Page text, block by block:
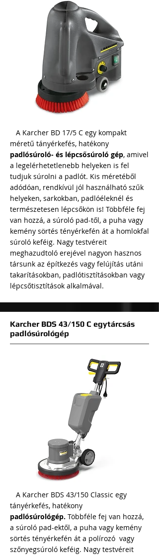
A Karcher BD 17/5 C egy kompakt
méretű tányérkefés, hatékony
padlósúroló- és lépcsősúroló gép, amivel
a legelérhetetlenebb helyeken is fel
tudjuk súrolni a padlót. Kis méretéből
adódóan, rendkívül jól használható szűk
helyeken, sarkokban, padlóéleknél és
természetesen lépcsőkön is! Többféle fej
van hozzá, a súroló pad-től, a puha vagy
kemény sörtés tényérkefén át a homlokfal
súroló keféig. Nagy testvéreit
meghazudtoló erejével nagyon hasznos
társunk az építkezés vagy felújítás utáni
takarításokban, padlótisztításokban vagy
lépcsőtisztítások alkalmával.
Karcher BDS 43/150 C egytárcsás
padlósúrológép
A Karcher BDS 43/150 Classic egy
tányérkefés, hatékony
padlósúrológép. Többféle fej van hozzá,
a súroló pad-ektől, a puha vagy kemény
sörtés tényérkefén át a polírozó vagy
szőnyegsúroló keféig. Nagy testvéreit